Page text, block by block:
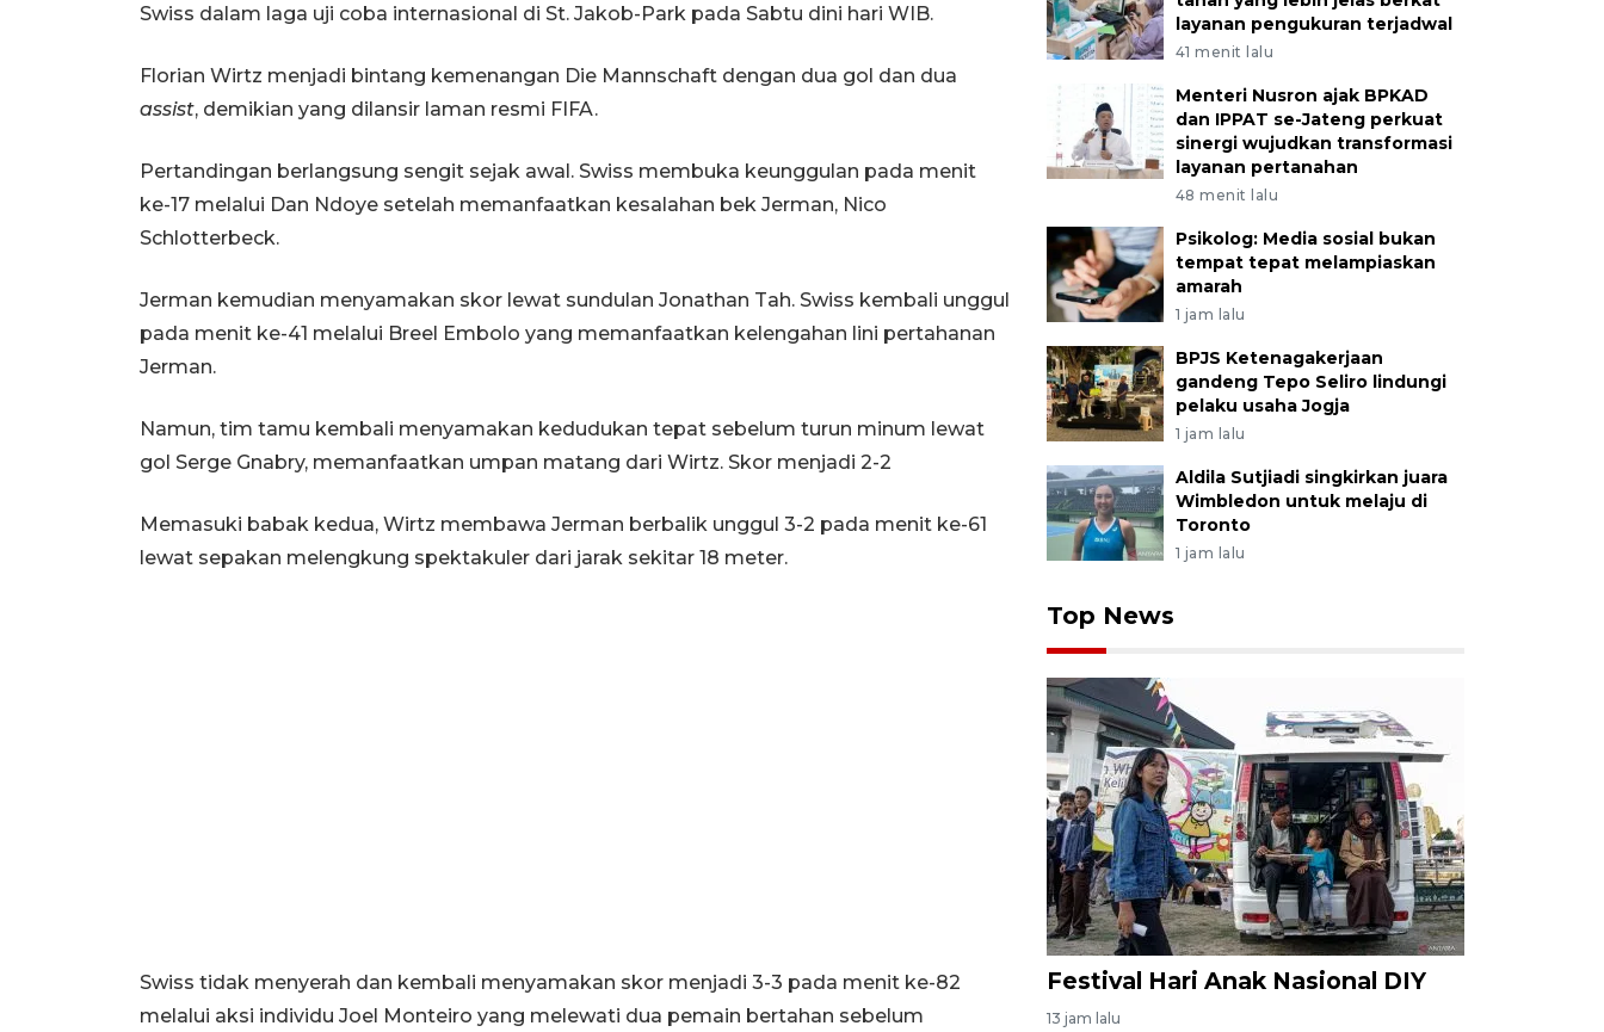
Swiss dalam laga uji coba internasional di St. Jakob-Park pada Sabtu dini hari WIB.
Florian Wirtz menjadi bintang kemenangan Die Mannschaft dengan dua gol dan dua
assist, demikian yang dilansir laman resmi FIFA.
Pertandingan berlangsung sengit sejak awal. Swiss membuka keunggulan pada menit
ke-17 melalui Dan Ndoye setelah memanfaatkan kesalahan bek Jerman, Nico
Schlotterbeck.
Jerman kemudian menyamakan skor lewat sundulan Jonathan Tah. Swiss kembali unggul
pada menit ke-41 melalui Breel Embolo yang memanfaatkan kelengahan lini pertahanan
Jerman.
Namun, tim tamu kembali menyamakan kedudukan tepat sebelum turun minum lewat
gol Serge Gnabry, memanfaatkan umpan matang dari Wirtz. Skor menjadi 2-2
Memasuki babak kedua, Wirtz membawa Jerman berbalik unggul 3-2 pada menit ke-61
lewat sepakan melengkung spektakuler dari jarak sekitar 18 meter.
Swiss tidak menyerah dan kembali menyamakan skor menjadi 3-3 pada menit ke-82
melalui aksi individu Joel Monteiro yang melewati dua pemain bertahan sebelum
layanan pengukuran terjadwal
41 menit lalu
Menteri Nusron ajak BPKAD
dan IPPAT se-Jateng perkuat
sinergi wujudkan transformasi
layanan pertanahan
48 menit lalu
Psikolog: Media sosial bukan
tempat tepat melampiaskan
amarah
1 jam lalu
BPJS Ketenagakerjaan
gandeng Tepo Seliro lindungi
pelaku usaha Jogja
1 jam lalu
Aldila Sutjiadi singkirkan juara
Wimbledon untuk melaju di
Toronto
1 jam lalu
Top News
Festival Hari Anak Nasional DIY
13 jam lalu